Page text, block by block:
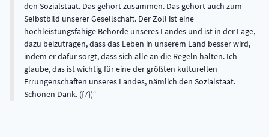
den Sozialstaat. Das gehört zusammen. Das gehört auch zum
Selbstbild unserer Gesellschaft. Der Zoll ist eine
hochleistungsfähige Behörde unseres Landes und ist in der Lage,
dazu beizutragen, dass das Leben in unserem Land besser wird,
indem er dafür sorgt, dass sich alle an die Regeln halten. Ich
glaube, das ist wichtig für eine der größten kulturellen
Errungenschaften unseres Landes, nämlich den Sozialstaat.
Schönen Dank. ({7})